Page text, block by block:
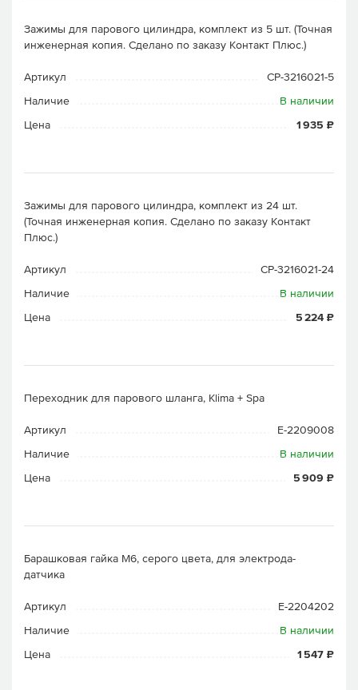
Зажимы для парового цилиндра, комплект из 5 шт. (Точная
инженерная копия. Cделано по заказу Контакт Плюс.)
Артикул
CP-3216021-5
Наличие
В наличии
Цена
1 935 ₽
Зажимы для парового цилиндра, комплект из 24 шт.
(Точная инженерная копия. Cделано по заказу Контакт
Плюс.)
Артикул
CP-3216021-24
Наличие
В наличии
Цена
5 224 ₽
Переходник для парового шланга, Klima + Spa
Артикул
E-2209008
Наличие
В наличии
Цена
5 909 ₽
Барашковая гайка М6, серого цвета, для электрода-
датчика
Артикул
E-2204202
Наличие
В наличии
Цена
1 547 ₽